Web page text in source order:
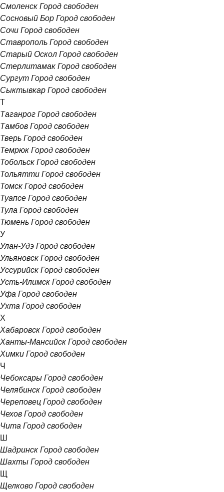
Смоленск Город свободен
Сосновый Бор Город свободен
Сочи Город свободен
Ставрополь Город свободен
Старый Оскол Город свободен
Стерлитамак Город свободен
Сургут Город свободен
Сыктывкар Город свободен
Т
Таганрог Город свободен
Тамбов Город свободен
Тверь Город свободен
Темрюк Город свободен
Тобольск Город свободен
Тольятти Город свободен
Томск Город свободен
Туапсе Город свободен
Тула Город свободен
Тюмень Город свободен
У
Улан-Удэ Город свободен
Ульяновск Город свободен
Уссурийск Город свободен
Усть-Илимск Город свободен
Уфа Город свободен
Ухта Город свободен
Х
Хабаровск Город свободен
Ханты-Мансийск Город свободен
Химки Город свободен
Ч
Чебоксары Город свободен
Челябинск Город свободен
Череповец Город свободен
Чехов Город свободен
Чита Город свободен
Ш
Шадринск Город свободен
Шахты Город свободен
Щ
Щелково Город свободен